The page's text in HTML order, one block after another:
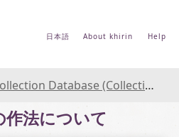
日本語 About khirin Help
(Collections Database of the National Museum of Japanese History)
作法について